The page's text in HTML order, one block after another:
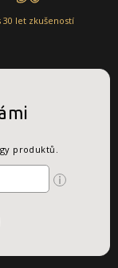
30 let zkušeností
produktů.